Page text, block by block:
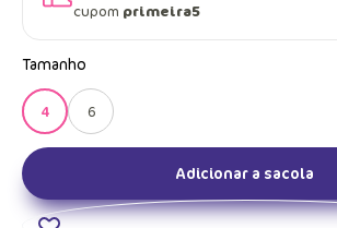
cupom primeira5
Tamanho
4 6
Adicionar a sacola